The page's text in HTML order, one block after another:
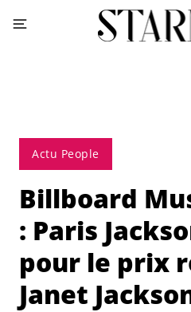
Actu People
Billboard
: Paris
pour le prix
Janet